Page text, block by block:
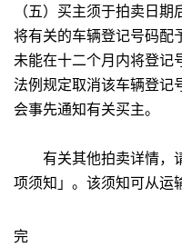
（五）买主须于拍卖日
将有关的车辆登记号码配
未能在十二个月内将登记
法例规定取消该车辆登记
会事先通知有关买主。
有关其他拍卖详情，
项须知」。该须知可从运
完